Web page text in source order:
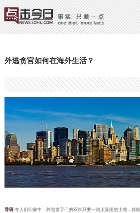
外逃贪官如何在海外生活？
导语:在人们印象中，外逃贪官们的双脚只要一踏上异国的土地，就